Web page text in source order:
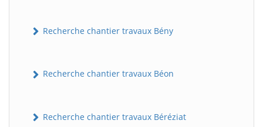
Recherche chantier travaux Bény
Recherche chantier travaux Béon
Recherche chantier travaux Béréziat